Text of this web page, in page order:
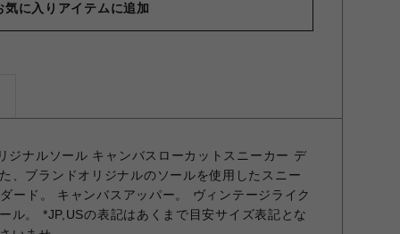
気に入りアイテムに追加
ジナルソール キャンバスローカットスニーカー デ
、ブランドオリジナルのソールを使用したスニー
ード。 キャンバスアッパー。 ヴィンテージライク
ル。 *JP,USの表記はあくまで目安サイズ表記とな